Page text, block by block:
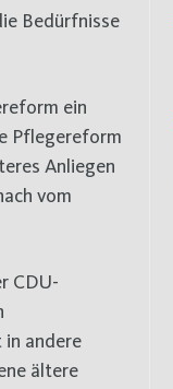
Bedürfnisse
ein
Pflegereform
Anliegen
vom
CDU-
andere
ältere